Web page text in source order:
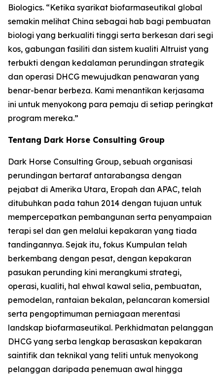
Biologics. “Ketika syarikat biofarmaseutikal global
semakin melihat China sebagai hab bagi pembuatan
biologi yang berkualiti tinggi serta berkesan dari segi
kos, gabungan fasiliti dan sistem kualiti Altruist yang
terbukti dengan kedalaman perundingan strategik
dan operasi DHCG mewujudkan penawaran yang
benar-benar berbeza. Kami menantikan kerjasama
ini untuk menyokong para pemaju di setiap peringkat
program mereka.”
Tentang Dark Horse Consulting Group
Dark Horse Consulting Group, sebuah organisasi
perundingan bertaraf antarabangsa dengan
pejabat di Amerika Utara, Eropah dan APAC, telah
ditubuhkan pada tahun 2014 dengan tujuan untuk
mempercepatkan pembangunan serta penyampaian
terapi sel dan gen melalui kepakaran yang tiada
tandingannya. Sejak itu, fokus Kumpulan telah
berkembang dengan pesat, dengan kepakaran
pasukan perunding kini merangkumi strategi,
operasi, kualiti, hal ehwal kawal selia, pembuatan,
pemodelan, rantaian bekalan, pelancaran komersial
serta pengoptimuman perniagaan merentasi
landskap biofarmaseutikal. Perkhidmatan pelanggan
DHCG yang serba lengkap berasaskan kepakaran
saintifik dan teknikal yang teliti untuk menyokong
pelanggan daripada penemuan awal hingga